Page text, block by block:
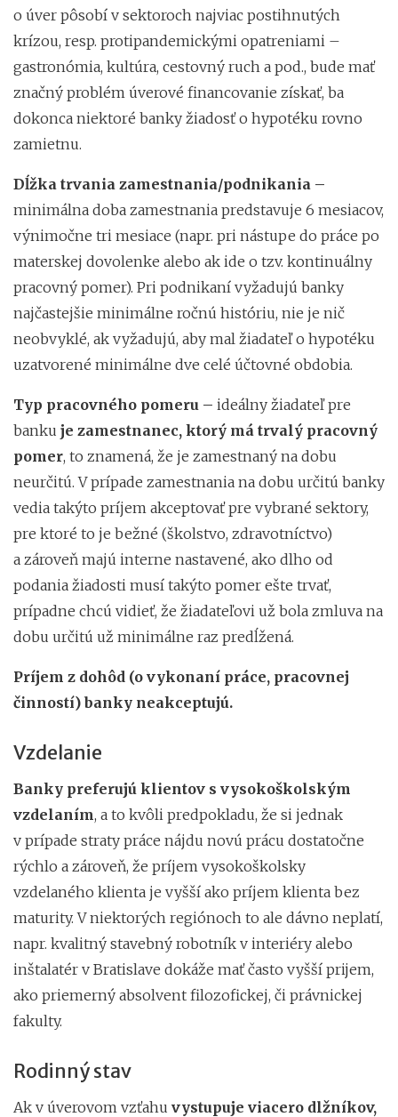
o úver pôsobí v sektoroch najviac postihnutých
krízou, resp. protipandemickými opatreniami –
gastronómia, kultúra, cestovný ruch a pod., bude mať
značný problém úverové financovanie získať, ba
dokonca niektoré banky žiadosť o hypotéku rovno
zamietnu.
Dĺžka trvania zamestnania/podnikania –
minimálna doba zamestnania predstavuje 6 mesiacov,
výnimočne tri mesiace (napr. pri nástupe do práce po
materskej dovolenke alebo ak ide o tzv. kontinuálny
pracovný pomer). Pri podnikaní vyžadujú banky
najčastejšie minimálne ročnú históriu, nie je nič
neobvyklé, ak vyžadujú, aby mal žiadateľ o hypotéku
uzatvorené minimálne dve celé účtovné obdobia.
Typ pracovného pomeru – ideálny žiadateľ pre
banku je zamestnanec, ktorý má trvalý pracovný
pomer, to znamená, že je zamestnaný na dobu
neurčitú. V prípade zamestnania na dobu určitú banky
vedia takýto príjem akceptovať pre vybrané sektory,
pre ktoré to je bežné (školstvo, zdravotníctvo)
a zároveň majú interne nastavené, ako dlho od
podania žiadosti musí takýto pomer ešte trvať,
prípadne chcú vidieť, že žiadateľovi už bola zmluva na
dobu určitú už minimálne raz predĺžená.
Príjem z dohôd (o vykonaní práce, pracovnej
činností) banky neakceptujú.
Vzdelanie
Banky preferujú klientov s vysokoškolským
vzdelaním, a to kvôli predpokladu, že si jednak
v prípade straty práce nájdu novú prácu dostatočne
rýchlo a zároveň, že príjem vysokoškolsky
vzdelaného klienta je vyšší ako príjem klienta bez
maturity. V niektorých regiónoch to ale dávno neplatí,
napr. kvalitný stavebný robotník v interiéry alebo
inštalatér v Bratislave dokáže mať často vyšší prijem,
ako priemerný absolvent filozofickej, či právnickej
fakulty.
Rodinný stav
Ak v úverovom vzťahu vystupuje viacero dlžníkov,